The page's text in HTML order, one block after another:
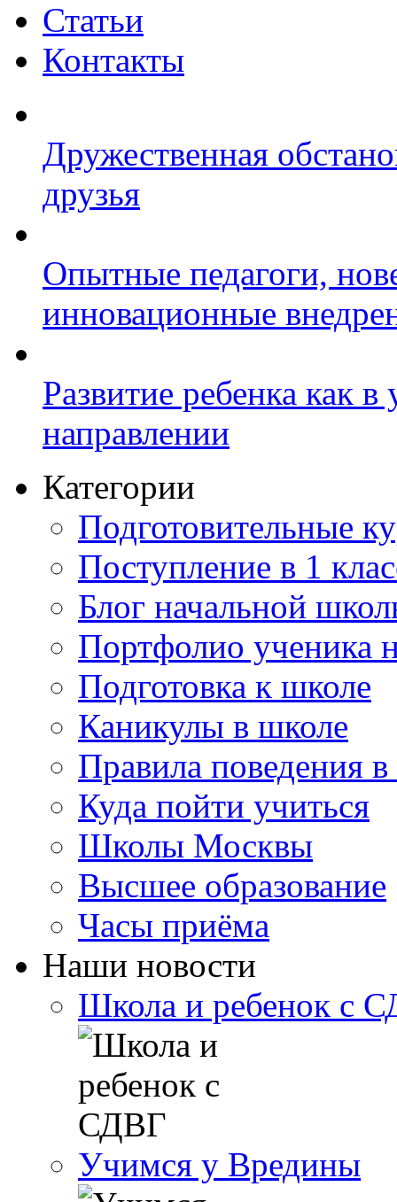
Статьи
Контакты
Дружественная
друзья
Опытные педагоги,
инновационные
Развитие ребенка как
направлении
Категории
Подготовительные
Поступление в 1
Блог начальной
Портфолио ученика
Подготовка к школе
Каникулы в школе
Правила поведения
Куда пойти учиться
Школы Москвы
Высшее образование
Часы приёма
Наши новости
Школа и ребенок с
Учимся у Вредины